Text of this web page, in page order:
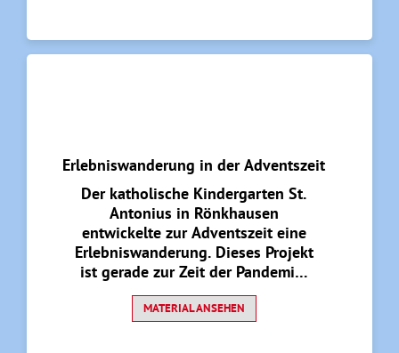
sondern ist auch auf andere
Festzeiten, wie beispielsweise
Erlebniswanderung in der Adventszeit
Der katholische Kindergarten St.
Antonius in Rönkhausen
entwickelte zur Adventszeit eine
Erlebniswanderung. Dieses Projekt
ist gerade zur Zeit der Pandemie,
aber auch drüber hinaus, sehr gut
geeignet, um die Kinder zur
MATERIAL ANSEHEN